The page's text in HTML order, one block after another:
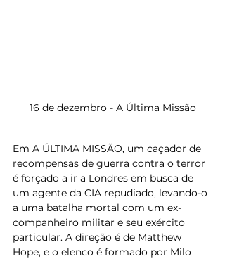
16 de dezembro - A Última Missão
Em A ÚLTIMA MISSÃO, um caçador de
recompensas de guerra contra o terror
é forçado a ir a Londres em busca de
um agente da CIA repudiado, levando-o
a uma batalha mortal com um ex-
companheiro militar e seu exército
particular. A direção é de Matthew
Hope, e o elenco é formado por Milo